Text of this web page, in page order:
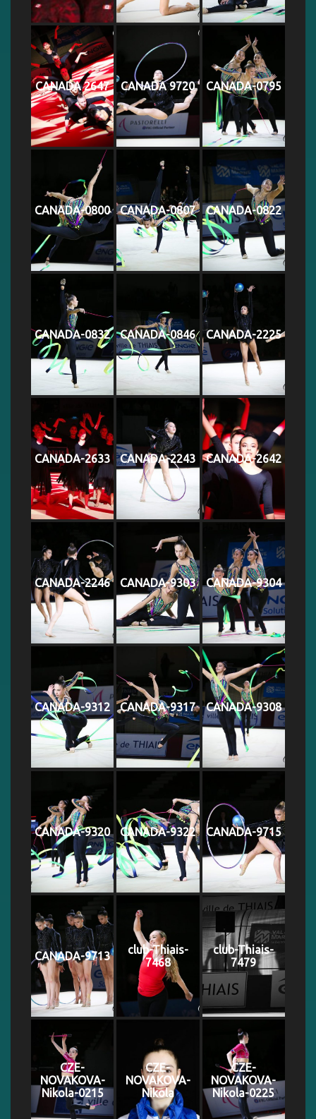
CANADA 2647 CANADA 9720 CANADA-0795
CANADA-0800 CANADA-0807 CANADA-0822
CANADA-0832 CANADA-0846 CANADA-2225
CANADA-2633 CANADA-2243 CANADA-2642
CANADA-2246 CANADA-9303 CANADA-9304
CANADA-9312 CANADA-9317 CANADA-9308
CANADA-9320 CANADA-9322 CANADA-9715
CANADA-9713
club-Thiais-
7468
club-Thiais-
7479
CZE-
NOVAKOVA-
Nikola-0215
CZE-
NOVAKOVA-
Nikola
CZE-
NOVAKOVA-
Nikola-0225